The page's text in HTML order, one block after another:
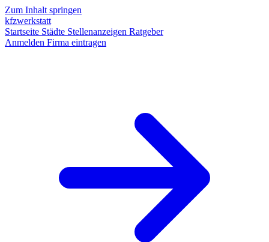
Zum Inhalt springen
kfzwerkstatt
Startseite Städte Stellenanzeigen Ratgeber
Anmelden Firma eintragen